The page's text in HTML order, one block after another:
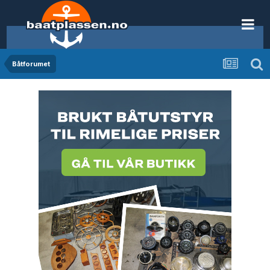
Båtforumet